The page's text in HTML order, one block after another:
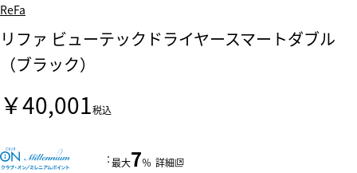
ReFa
リファ ビューテックドライヤースマートダブル
（ブラック）
￥40,001税込
：最大7％ 詳細